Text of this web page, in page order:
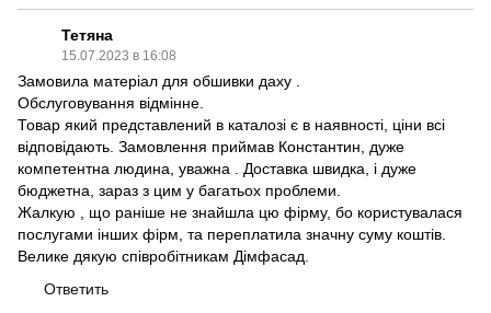
Тетяна
15.07.2023 в 16:08
Замовила матеріал для обшивки даху .
Обслуговування відмінне.
Товар який представлений в каталозі є в наявності, ціни всі
відповідають. Замовлення приймав Константин, дуже
компетентна людина, уважна . Доставка швидка, і дуже
бюджетна, зараз з цим у багатьох проблеми.
Жалкую , що раніше не знайшла цю фірму, бо користувалася
послугами інших фірм, та переплатила значну суму коштів.
Велике дякую співробітникам Дімфасад.
Ответить